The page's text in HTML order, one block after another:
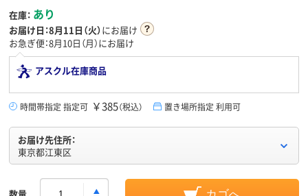
在庫： あり
お届け日：8月11日（火）にお届け
お急ぎ便：8月10日（月）にお届け
アスクル在庫商品
時間帯指定 指定可 ￥385（税込） 置き場所指定 利用可
お届け先住所：
東京都江東区